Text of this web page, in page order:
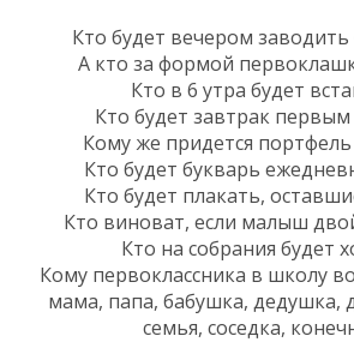
Кто будет вечером заводить
А кто за формой
Кто в 6 утра будет
Кто будет завтрак первым
Кому же придется портфель
Кто будет букварь
Кто будет плакать,
Кто виноват, если малыш
Кто на собрания будет
Кому первоклассника в школу
мама, папа, бабушка, дедушка,
семья, соседка,